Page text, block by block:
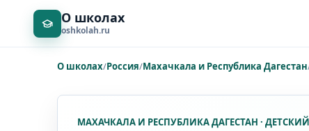
О школах
oshkolah.ru
О школах/Россия/Махачкала и Республика Дагестан
МАХАЧКАЛА И РЕСПУБЛИКА ДАГЕСТАН ·